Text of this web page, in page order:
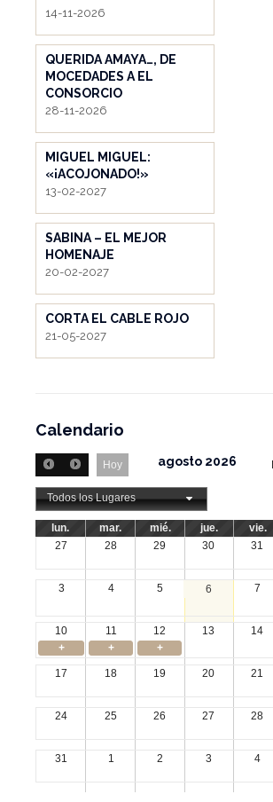
14-11-2026
QUERIDA AMAYA…, DE
MOCEDADES A EL
CONSORCIO
28-11-2026
MIGUEL MIGUEL:
«¡ACOJONADO!»
13-02-2027
SABINA – EL MEJOR
HOMENAJE
20-02-2027
CORTA EL CABLE ROJO
21-05-2027
Calendario
Hoy agosto 2026
Todos los Lugares
lun. mar. mié. jue. vie.
27
28 29 30 31
3 4 5 6 7
10
11 12 13 14
+
+ +
17 18 19 20 21
24 25 26 27 28
31 1 2 3 4